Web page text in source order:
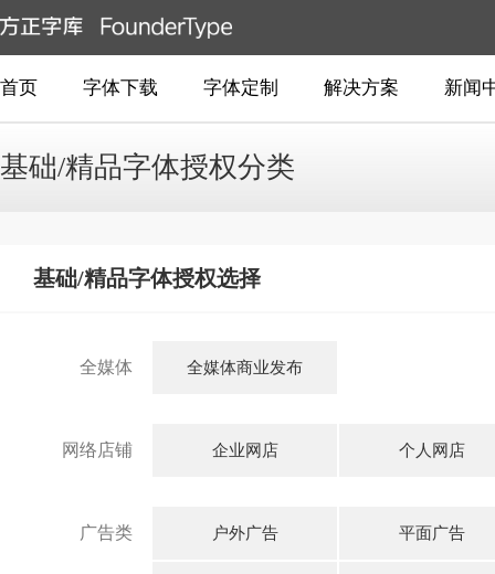
首页 字体下载 字体定制 解决方案 新闻
基础/精品字体授权分类
基础/精品字体授权选择
全媒体 全媒体商业发布
网络店铺 企业网店 个人网店
广告类 户外广告 平面广告